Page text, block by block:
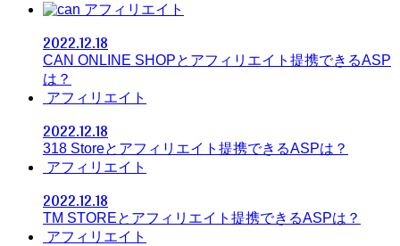
アフィリエイト
2022.12.18
CAN ONLINE SHOPとアフィリエイト提携できるASP
は？
アフィリエイト
2022.12.18
318 Storeとアフィリエイト提携できるASPは？
アフィリエイト
2022.12.18
TM STOREとアフィリエイト提携できるASPは？
アフィリエイト